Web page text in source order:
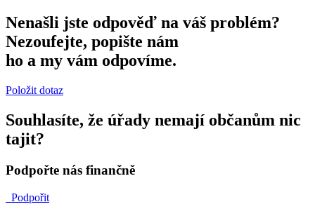
Nenašli jste odpověď na váš problém?
Nezoufejte, popište nám
ho a my vám odpovíme.
Položit dotaz
Souhlasíte, že úřady nemají občanům nic
tajit?
Podpořte nás finančně
Podpořit